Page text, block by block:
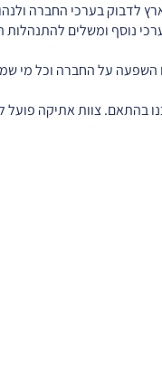
לדבוק בערכי החברה
נוסף ומשלים להתנהלות
השפעה על החברה וכל מי
בהתאם. צוות אתיקה